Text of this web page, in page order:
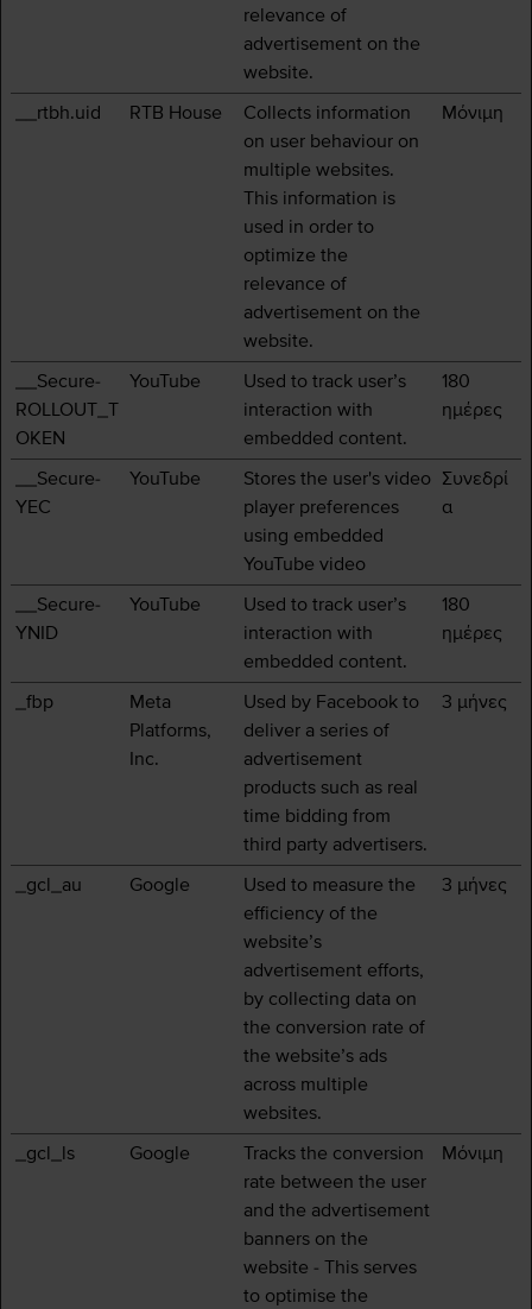
relevance of
advertisement on the
website.
__rtbh.uid RTB House
Collects information
on user behaviour on
multiple websites.
This information is
used in order to
optimize the
relevance of
advertisement on the
website.
Μόνιμη
__Secure-
ROLLOUT_T
OKEN
YouTube
Used to track user’s
interaction with
embedded content.
180
ημέρες
__Secure-
YEC
YouTube
Stores the user's video
player preferences
using embedded
YouTube video
Συνεδρί
α
__Secure-
YNID
YouTube
Used to track user’s
interaction with
embedded content.
180
ημέρες
_fbp
Meta
Platforms,
Inc.
Used by Facebook to
deliver a series of
advertisement
products such as real
time bidding from
third party advertisers.
3 μήνες
_gcl_au Google
Used to measure the
efficiency of the
website’s
advertisement efforts,
by collecting data on
the conversion rate of
the website’s ads
across multiple
websites.
3 μήνες
_gcl_ls Google
Tracks the conversion
rate between the user
and the advertisement
banners on the
website - This serves
to optimise the
Μόνιμη